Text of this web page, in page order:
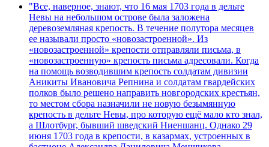
"Все, наверное, знают, что 16 мая 1703 года в дельте
Невы на небольшом острове была заложена
деревоземляная крепость. В течение полутора месяцев
ее называли просто «новозастроенной». Из
«новозастроенной» крепости отправляли письма, в
«новозастроенную» крепость письма адресовали. Когда
на помощь возводившим крепость солдатам дивизии
Аникиты Ивановича Репнина и солдатам гвардейских
полков было решено направить новгородских крестьян,
то местом сбора назначили не новую безымянную
крепость в дельте Невы, про которую ещё мало кто знал,
а Шлотбург, бывший шведский Ниеншанц. Однако 29
июня 1703 года в крепости, в казармах, устроенных в